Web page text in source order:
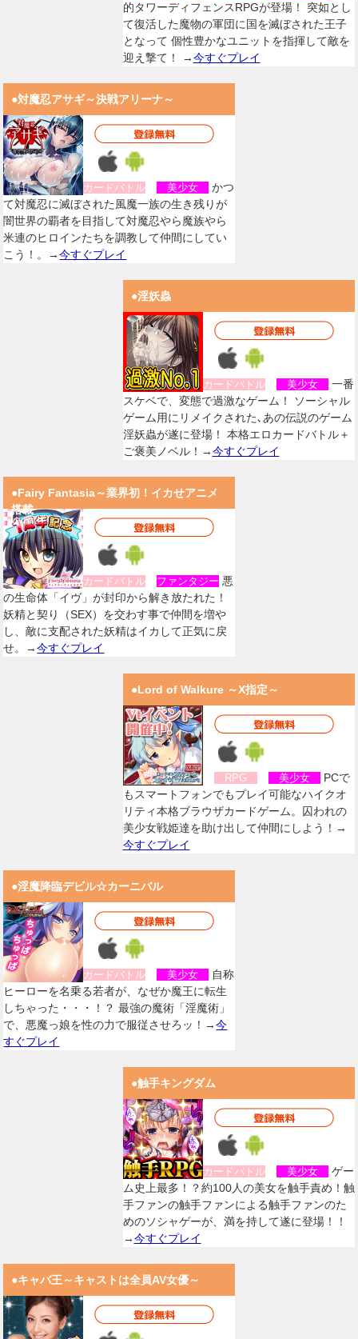
的タワーディフェンスRPGが登場！ 突如とし
て復活した魔物の軍団に国を滅ぼされた王子
となって 個性豊かなユニットを指揮して敵を
迎え撃て！ →今すぐプレイ
●対魔忍アサギ～決戦アリーナ～
カードバトル 美少女
かつ
て対魔忍に滅ぼされた風魔一族の生き残りが
闇世界の覇者を目指して対魔忍やら魔族やら
米連のヒロインたちを調教して仲間にしてい
こう！。→今すぐプレイ
●淫妖蟲
カードバトル 美少女
一番
スケベで、変態で過激なゲーム！ ソーシャル
ゲーム用にリメイクされた､あの伝説のゲーム
淫妖蟲が遂に登場！ 本格エロカードバトル＋
ご褒美ノベル！→今すぐプレイ
●Fairy Fantasia～業界初！イカせアニメ
搭載
カードバトル ファンタジー 悪
の生命体「イヴ」が封印から解き放たれた！
妖精と契り（SEX）を交わす事で仲間を増や
し、敵に支配された妖精はイカして正気に戻
せ。→今すぐプレイ
●Lord of Walkure ～X指定～
RPG 美少女
PCで
もスマートフォンでもプレイ可能なハイクオ
リティ本格ブラウザカードゲーム。囚われの
美少女戦姫達を助け出して仲間にしよう！→
今すぐプレイ
●淫魔降臨デビル☆カーニバル
カードバトル 美少女
自称
ヒーローを名乗る若者が、なぜか魔王に転生
しちゃった・・・！？ 最強の魔術「淫魔術」
で、悪魔っ娘を性の力で服従させろッ！→今
すぐプレイ
●触手キングダム
カードバトル 美少女
ゲー
ム史上最多！？約100人の美女を触手責め！触
手ファンの触手ファンによる触手ファンのた
めのソシャゲーが、満を持して遂に登場！！
→今すぐプレイ
●キャバ王～キャストは全員AV女優～